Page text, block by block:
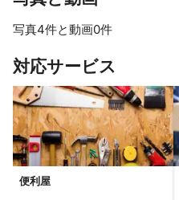
写真4件と動画0件
対応サービス
便利屋